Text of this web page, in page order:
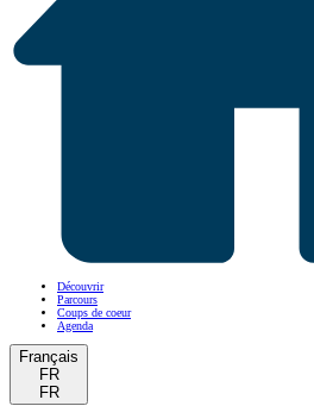
Découvrir
Parcours
Coups de coeur
Agenda
Français
FR
FR